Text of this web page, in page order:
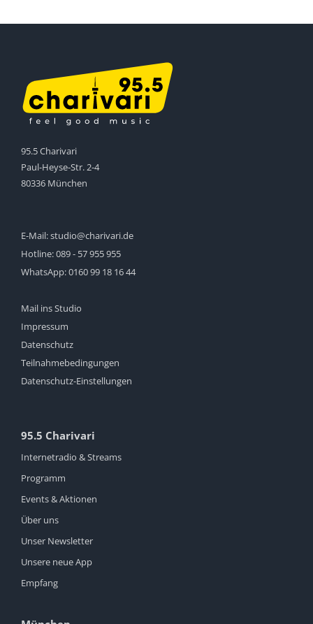
95.5 Charivari
Paul-Heyse-Str. 2-4
80336 München
E-Mail:studio@charivari.de
Hotline:089 - 57 955 955
WhatsApp:0160 99 18 16 44
Mail ins Studio
Impressum
Datenschutz
Teilnahmebedingungen
Datenschutz-Einstellungen
95.5 Charivari
Internetradio & Streams
Programm
Events & Aktionen
Über uns
Unser Newsletter
Unsere neue App
Empfang